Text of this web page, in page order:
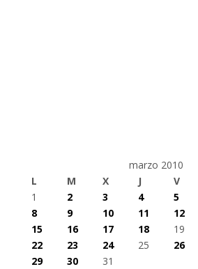
marzo 2010
L
M X J V
1
2 3 4 5
8
9 10 11 12
15
16 17 18 19
22
23 24 25 26
29
30
31